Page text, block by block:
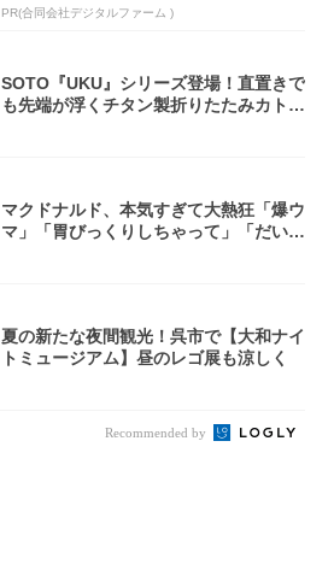
PR(合同会社デジタルファーム )
SOTO『UKU』シリーズ登場！直置きで
も先端が浮くチタン製折りたたみカトラ
マクドナルド、本気すぎて大熱狂「爆ウ
マ」「胃びっくりしちゃって」「だいぶ
夏の新たな夜間観光！呉市で【大和ナイ
トミュージアム】昼のレゴ展も涼しく
Recommended by